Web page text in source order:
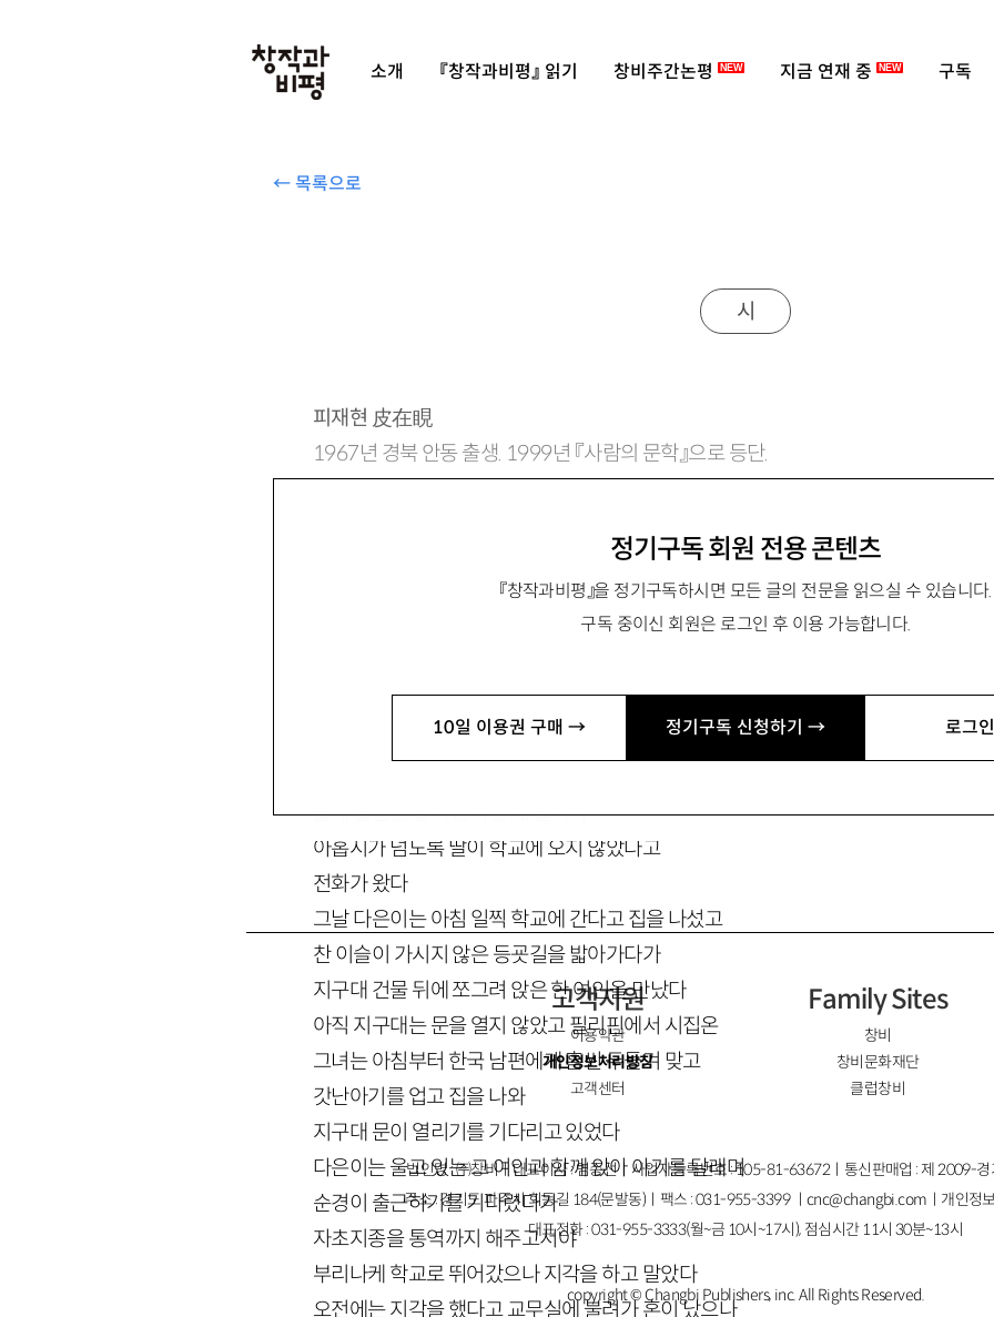
소개 『창작과비평』 읽기 창비주간논평 NEW 지금 연재 중 NEW 구독
← 목록으로
정기구독 회원 전용 콘텐츠
『창작과비평』을 정기구독하시면 모든 글의 전문을 읽으실 수 있습니다.
구독 중이신 회원은 로그인 후 이용 가능합니다.
10일 이용권 구매 → 정기구독 신청하기 → 로그
시
피재현 皮在睍
1967년 경북 안동 출생. 1999년 『사람의 문학』으로 등단.
올해 결혼한 딸이 중학생 때 일이다
아홉시가 넘도록 딸이 학교에 오지 않았다고
전화가 왔다
그날 다은이는 아침 일찍 학교에 간다고 집을 나섰고
찬 이슬이 가시지 않은 등굣길을 밟아가다가
지구대 건물 뒤에 쪼그려 앉은 한 여인을 만났다
아직 지구대는 문을 열지 않았고 필리핀에서 시집온
그녀는 아침부터 한국 남편에게 흠씬 두들겨 맞고
갓난아기를 업고 집을 나와
지구대 문이 열리기를 기다리고 있었다
다은이는 울고 있는 그 여인과 함께 앉아 아기를 달래며
순경이 출근하기를 기다렸다가
자초지종을 통역까지 해주고서야
부리나케 학교로 뛰어갔으나 지각을 하고 말았다
오전에는 지각을 했다고 교무실에 불려가 혼이 났으나
고객지원
이용약관
개인정보처리방침
고객센터
Family Sites
창비
창비문화재단
클럽창비
법인명 : ㈜창비ㅣ대표이사 : 염종선ㅣ사업자등록번호 : 105-81-63672ㅣ통신판매업 : 제 2009-
주소 : 경기도 파주시 회동길 184(문발동)ㅣ팩스 : 031-955-3399 ㅣcnc@changbi.com ㅣ개인정
대표전화 : 031-955-3333(월~금 10시~17시), 점심시간 11시 30분~13시
copyright © Changbi Publishers, inc. All Rights Reserved.